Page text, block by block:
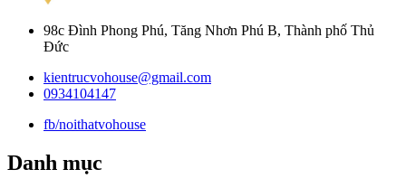
98c Đình Phong Phú, Tăng Nhơn Phú B, Thành phố Thủ
Đức
kientrucvohouse@gmail.com
0934104147
fb/noithatvohouse
Danh mục